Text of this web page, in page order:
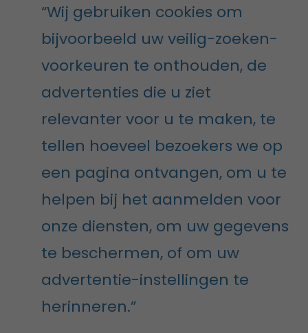
“Wij gebruiken cookies om
bijvoorbeeld uw veilig-zoeken-
voorkeuren te onthouden, de
advertenties die u ziet
relevanter voor u te maken, te
tellen hoeveel bezoekers we op
een pagina ontvangen, om u te
helpen bij het aanmelden voor
onze diensten, om uw gegevens
te beschermen, of om uw
advertentie-instellingen te
herinneren.”